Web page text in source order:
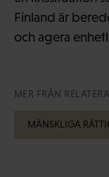
Finland är
och agera
MER FRÅN
MÄNSKLIGA